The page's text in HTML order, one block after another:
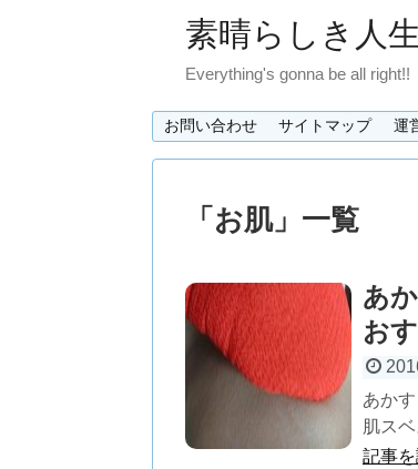
素晴らしき人生
Everything's gonna be all right!!
お問い合わせ サイトマップ 運
「 お肌」 一覧
あ
お
あか
肌ス
記事